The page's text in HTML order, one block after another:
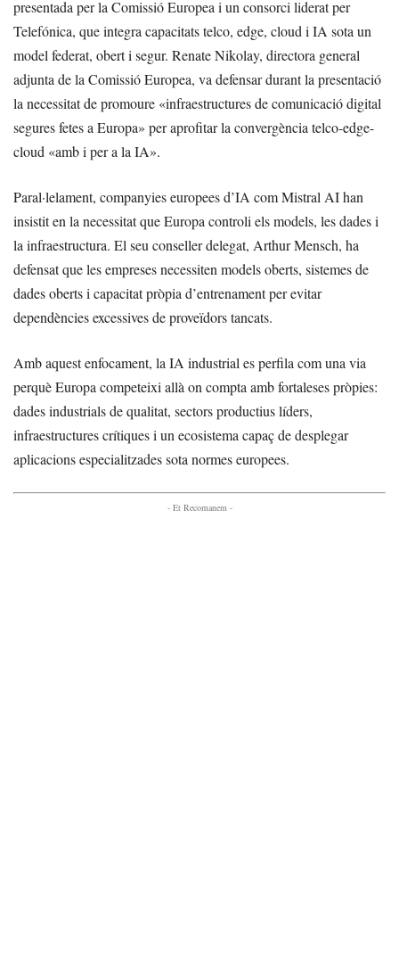
presentada per la Comissió Europea i un consorci liderat per
Telefónica, que integra capacitats telco, edge, cloud i IA sota un
model federat, obert i segur. Renate Nikolay, directora general
adjunta de la Comissió Europea, va defensar durant la presentació
la necessitat de promoure «infraestructures de comunicació digital
segures fetes a Europa» per aprofitar la convergència telco-edge-
cloud «amb i per a la IA».
Paral·lelament, companyies europees d’IA com Mistral AI han
insistit en la necessitat que Europa controli els models, les dades i
la infraestructura. El seu conseller delegat, Arthur Mensch, ha
defensat que les empreses necessiten models oberts, sistemes de
dades oberts i capacitat pròpia d’entrenament per evitar
dependències excessives de proveïdors tancats.
Amb aquest enfocament, la IA industrial es perfila com una via
perquè Europa competeixi allà on compta amb fortaleses pròpies:
dades industrials de qualitat, sectors productius líders,
infraestructures crítiques i un ecosistema capaç de desplegar
aplicacions especialitzades sota normes europees.
- Et Recomanem -